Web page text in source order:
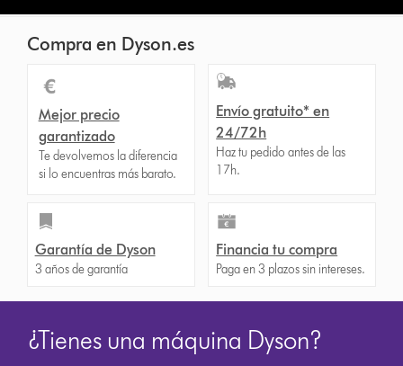
Compra en Dyson.es
Mejor precio
garantizado
Te devolvemos la diferencia
si lo encuentras más barato.
Envío gratuito* en
24/72h
Haz tu pedido antes de las
17h.
Garantía de Dyson
3 años de garantía
Financia tu compra
Paga en 3 plazos sin intereses.
¿Tienes una máquina Dyson?